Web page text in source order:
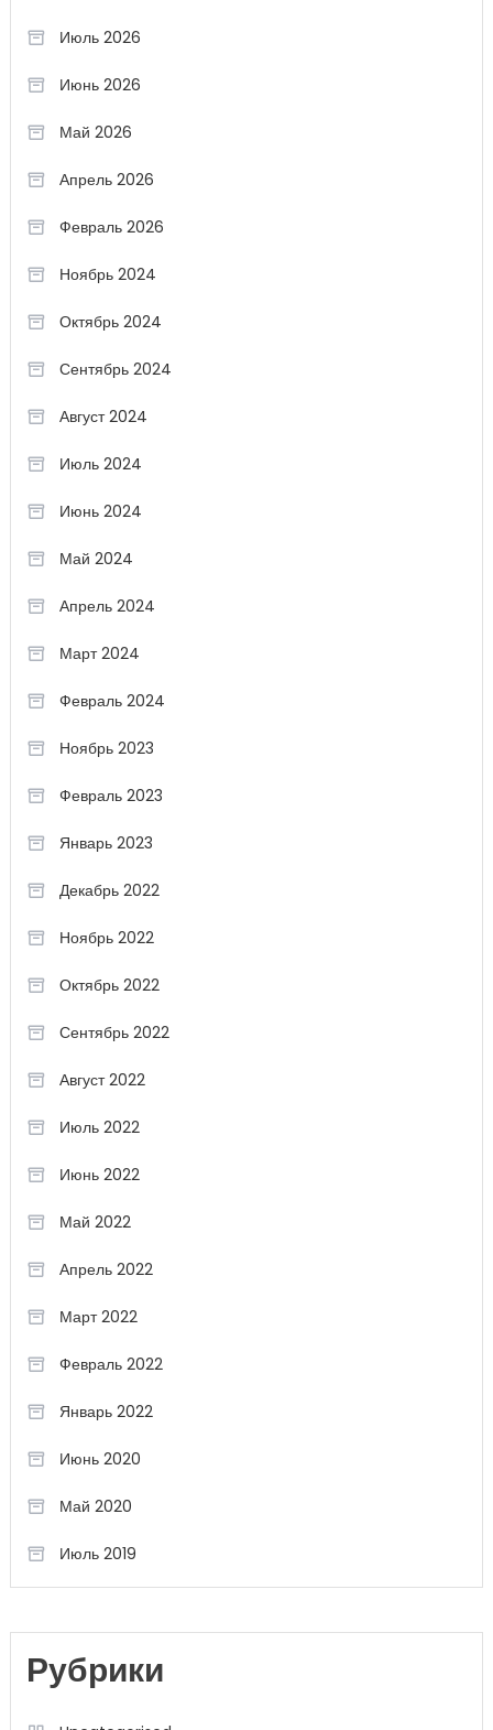
Июль 2026
Июнь 2026
Май 2026
Апрель 2026
Февраль 2026
Ноябрь 2024
Октябрь 2024
Сентябрь 2024
Август 2024
Июль 2024
Июнь 2024
Май 2024
Апрель 2024
Март 2024
Февраль 2024
Ноябрь 2023
Февраль 2023
Январь 2023
Декабрь 2022
Ноябрь 2022
Октябрь 2022
Сентябрь 2022
Август 2022
Июль 2022
Июнь 2022
Май 2022
Апрель 2022
Март 2022
Февраль 2022
Январь 2022
Июнь 2020
Май 2020
Июль 2019
Рубрики